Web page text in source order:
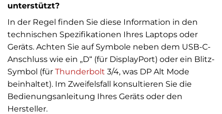
unterstützt?
In der Regel finden Sie diese Information in den
technischen Spezifikationen Ihres Laptops oder
Geräts. Achten Sie auf Symbole neben dem USB-C-
Anschluss wie ein „D“ (für DisplayPort) oder ein Blitz-
Symbol (für Thunderbolt 3/4, was DP Alt Mode
beinhaltet). Im Zweifelsfall konsultieren Sie die
Bedienungsanleitung Ihres Geräts oder den
Hersteller.